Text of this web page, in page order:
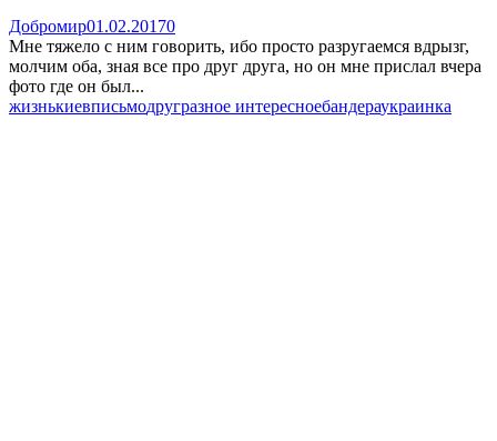
Добромир01.02.20170
Мне тяжело с ним говорить, ибо просто разругаемся вдрызг,
молчим оба, зная все про друг друга, но он мне прислал вчера
фото где он был...
жизнькиевписьмодругразное интересноебандераукраинка